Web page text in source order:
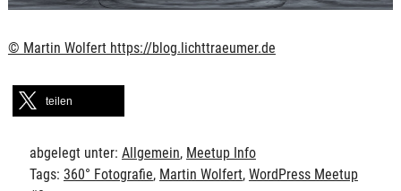
© Martin Wolfert https://blog.lichttraeumer.de
teilen
abgelegt unter: Allgemein, Meetup Info
Tags: 360° Fotografie, Martin Wolfert, WordPress Meetup